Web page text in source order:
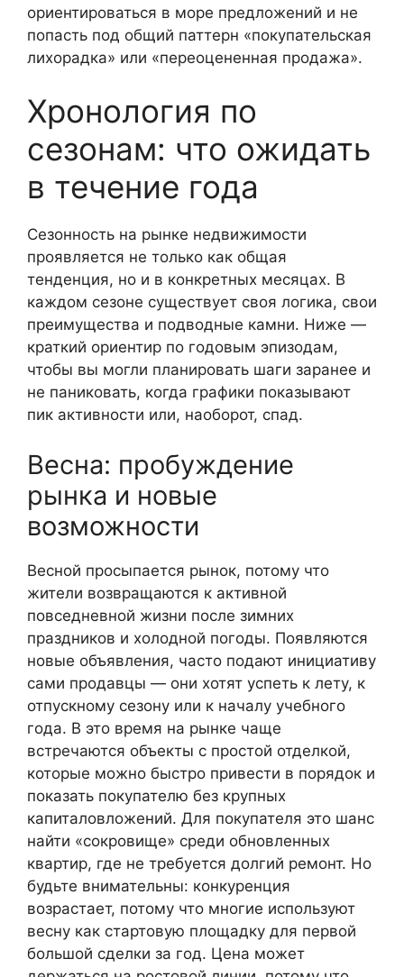
ориентироваться в море предложений и не
попасть под общий паттерн «покупательская
лихорадка» или «переоцененная продажа».
Хронология по
сезонам: что ожидать
в течение года
Сезонность на рынке недвижимости
проявляется не только как общая
тенденция, но и в конкретных месяцах. В
каждом сезоне существует своя логика, свои
преимущества и подводные камни. Ниже —
краткий ориентир по годовым эпизодам,
чтобы вы могли планировать шаги заранее и
не паниковать, когда графики показывают
пик активности или, наоборот, спад.
Весна: пробуждение
рынка и новые
возможности
Весной просыпается рынок, потому что
жители возвращаются к активной
повседневной жизни после зимних
праздников и холодной погоды. Появляются
новые объявления, часто подают инициативу
сами продавцы — они хотят успеть к лету, к
отпускному сезону или к началу учебного
года. В это время на рынке чаще
встречаются объекты с простой отделкой,
которые можно быстро привести в порядок и
показать покупателю без крупных
капиталовложений. Для покупателя это шанс
найти «сокровище» среди обновленных
квартир, где не требуется долгий ремонт. Но
будьте внимательны: конкуренция
возрастает, потому что многие используют
весну как стартовую площадку для первой
большой сделки за год. Цена может